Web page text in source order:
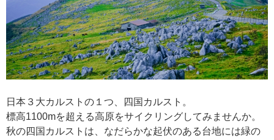
日本３大カルストの１つ、四国カルスト。
標高1100mを超える高原をサイクリングしてみませんか。
秋の四国カルストは、なだらかな起伏のある台地には緑の